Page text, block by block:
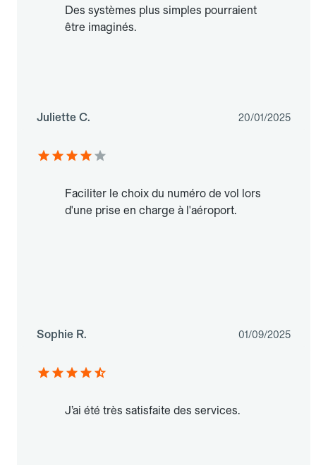
Des systèmes plus simples pourraient
être imaginés.
Juliette C. 20/01/2025
Faciliter le choix du numéro de vol lors
d'une prise en charge à l'aéroport.
Sophie R. 01/09/2025
J’ai été très satisfaite des services.